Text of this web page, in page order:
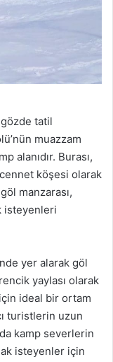
gözde tatil
muazzam
alanıdır. Burası,
köşesi olarak
manzarası,
isteyenleri
yer alarak göl
yaylası olarak
ideal bir ortam
turistlerin uzun
kamp severlerin
isteyenler için